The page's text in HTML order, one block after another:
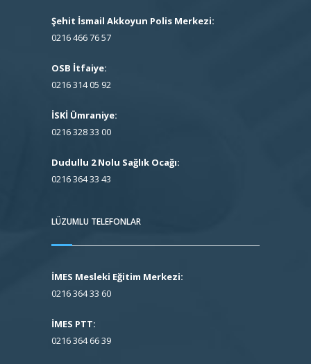
Şehit İsmail Akkoyun Polis Merkezi:
0216 466 76 57
OSB İtfaiye:
0216 314 05 92
İSKİ Ümraniye:
0216 328 33 00
Dudullu 2 Nolu Sağlık Ocağı:
0216 364 33 43
LÜZUMLU TELEFONLAR
İMES Mesleki Eğitim Merkezi:
0216 364 33 60
İMES PTT:
0216 364 66 39